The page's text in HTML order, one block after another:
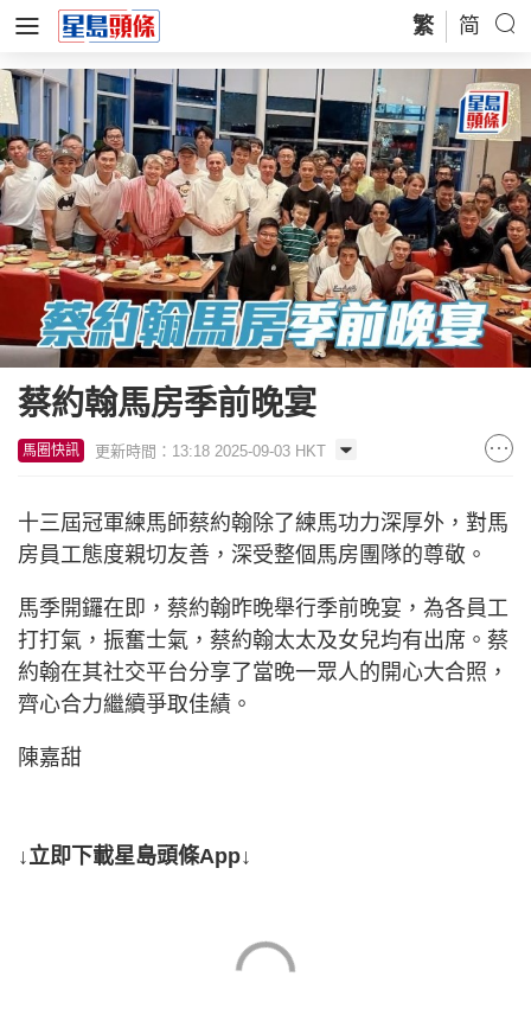
繁 简
蔡約翰馬房季前晚宴
馬圈快訊 更新時間：13:18 2025-09-03 HKT
十三屆冠軍練馬師蔡約翰除了練馬功力深厚外，對馬
房員工態度親切友善，深受整個馬房團隊的尊敬。
馬季開鑼在即，蔡約翰昨晚舉行季前晚宴，為各員工
打打氣，振奮士氣，蔡約翰太太及女兒均有出席。蔡
約翰在其社交平台分享了當晚一眾人的開心大合照，
齊心合力繼續爭取佳績。
陳嘉甜
↓立即下載星島頭條App↓